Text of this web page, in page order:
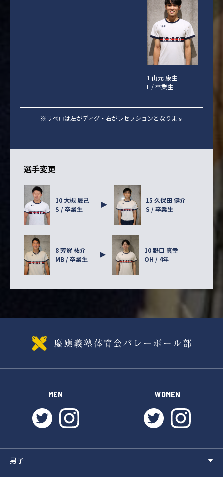
1 山元 康生
L / 卒業生
※リベロは左がディグ・右がレセプションとなります
選手変更
10 大槻 晟己
S / 卒業生
15 久保田 健介
S / 卒業生
8 芳賀 祐介
MB / 卒業生
10 野口 真幸
OH / 4年
MEN
twitterinstagram
WOMEN
twitter
男子